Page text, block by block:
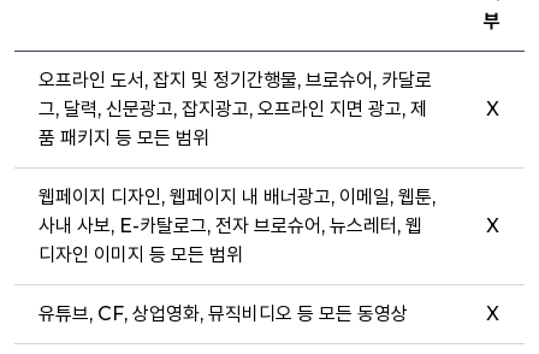
부
오프라인 도서, 잡지 및 정기간행물, 브로슈어, 카달로
그, 달력, 신문광고, 잡지광고, 오프라인 지면 광고, 제
품 패키지 등 모든 범위
X
웹페이지 디자인, 웹페이지 내 배너광고, 이메일, 웹툰,
사내 사보, E-카탈로그, 전자 브로슈어, 뉴스레터, 웹
디자인 이미지 등 모든 범위
X
유튜브, CF, 상업영화, 뮤직비디오 등 모든 동영상 X